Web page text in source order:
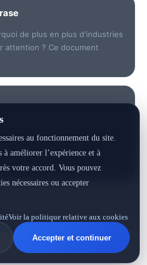
de plus en plus d'industries
attention ? Ce document
les mots clés, à vérifier
de risque, à préparer les
ou à générer des dossiers
· Tous droits réservés
au fonctionnement du site.
à améliorer l’expérience et à
votre accord. Vous pouvez
nécessaires ou accepter
Voir la politique relative aux cookies
Accepter et continuer